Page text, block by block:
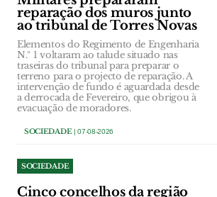
reparação dos muros junto
ao tribunal de Torres Novas
Elementos do Regimento de Engenharia
N.º 1 voltaram ao talude situado nas
traseiras do tribunal para preparar o
terreno para o projecto de reparação. A
intervenção de fundo é aguardada desde
a derrocada de Fevereiro, que obrigou à
evacuação de moradores.
SOCIEDADE| 07-08-2026
SOCIEDADE
Cinco concelhos da região